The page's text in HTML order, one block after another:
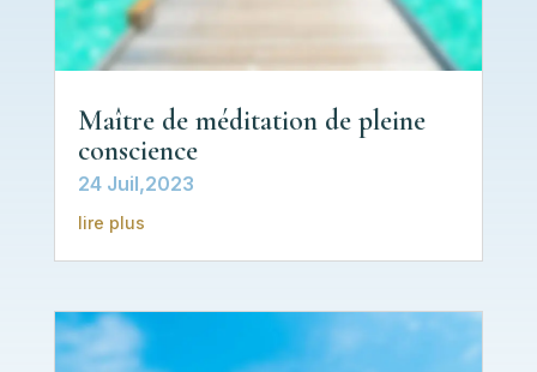
Maître de méditation de pleine
conscience
24 Juil,2023
lire plus